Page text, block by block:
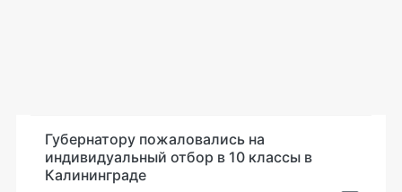
Губернатору пожаловались на
индивидуальный отбор в 10 классы в
Калининграде